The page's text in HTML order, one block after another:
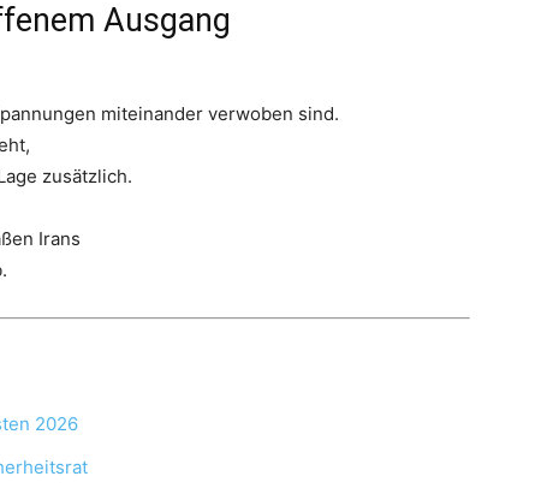
Ausgang
miteinander verwoben sind.
zusätzlich.
Irans
2026